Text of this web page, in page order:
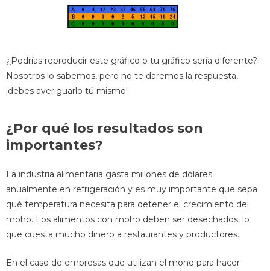
¿Podrías reproducir este gráfico o tu gráfico sería diferente?
Nosotros lo sabemos, pero no te daremos la respuesta,
¡debes averiguarlo tú mismo!
¿Por qué los resultados son
importantes?
La industria alimentaria gasta millones de dólares
anualmente en refrigeración y es muy importante que sepa
qué temperatura necesita para detener el crecimiento del
moho. Los alimentos con moho deben ser desechados, lo
que cuesta mucho dinero a restaurantes y productores.
En el caso de empresas que utilizan el moho para hacer